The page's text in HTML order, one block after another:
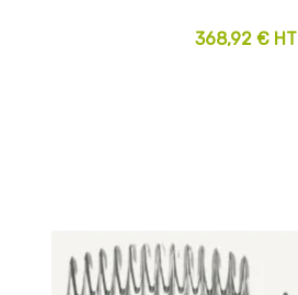
368,92 € HT